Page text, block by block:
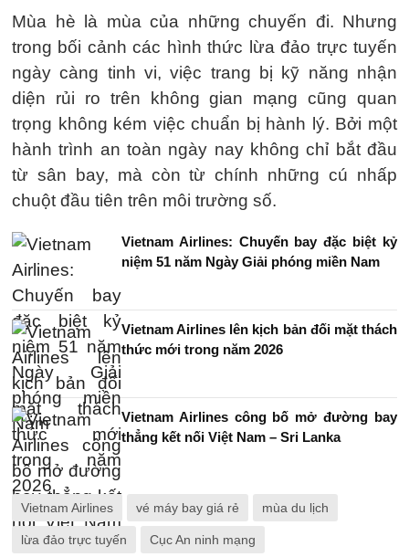
Mùa hè là mùa của những chuyến đi. Nhưng
trong bối cảnh các hình thức lừa đảo trực tuyến
ngày càng tinh vi, việc trang bị kỹ năng nhận
diện rủi ro trên không gian mạng cũng quan
trọng không kém việc chuẩn bị hành lý. Bởi một
hành trình an toàn ngày nay không chỉ bắt đầu
từ sân bay, mà còn từ chính những cú nhấp
chuột đầu tiên trên môi trường số.
Vietnam Airlines: Chuyến bay đặc biệt kỷ
niệm 51 năm Ngày Giải phóng miền Nam
Vietnam Airlines lên kịch bản đối mặt thách
thức mới trong năm 2026
Vietnam Airlines công bố mở đường bay
thẳng kết nối Việt Nam – Sri Lanka
Vietnam Airlines vé máy bay giá rẻ mùa du lịch
lừa đảo trực tuyến Cục An ninh mạng